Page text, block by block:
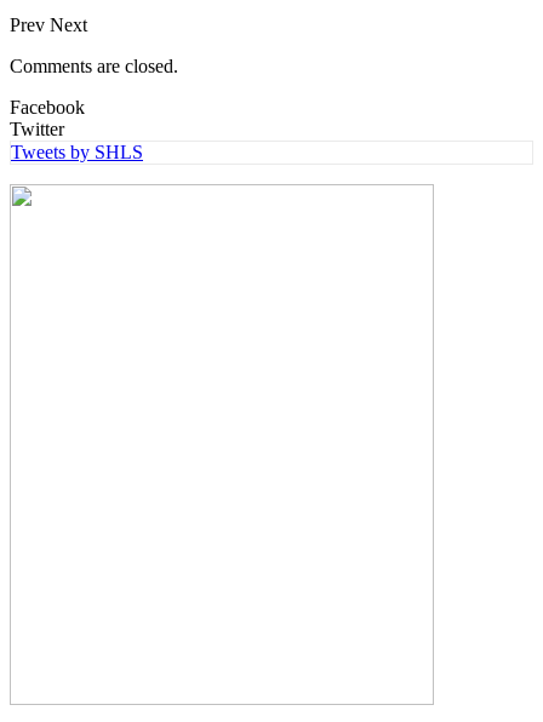
Prev Next
Comments are closed.
Facebook
Twitter
Tweets by SHLS